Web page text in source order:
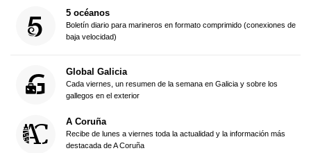
5 océanos
Boletín diario para marineros en formato comprimido (conexiones de
baja velocidad)
Global Galicia
Cada viernes, un resumen de la semana en Galicia y sobre los
gallegos en el exterior
A Coruña
Recibe de lunes a viernes toda la actualidad y la información más
destacada de A Coruña